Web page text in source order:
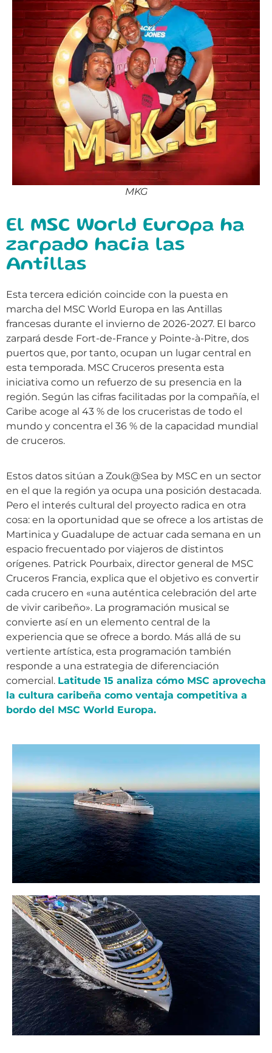
MKG
El MSC World Europa ha
zarpado hacia las
Antillas
Esta tercera edición coincide con la puesta en
marcha del MSC World Europa en las Antillas
francesas durante el invierno de 2026-2027. El barco
zarpará desde Fort-de-France y Pointe-à-Pitre, dos
puertos que, por tanto, ocupan un lugar central en
esta temporada. MSC Cruceros presenta esta
iniciativa como un refuerzo de su presencia en la
región. Según las cifras facilitadas por la compañía, el
Caribe acoge al 43 % de los cruceristas de todo el
mundo y concentra el 36 % de la capacidad mundial
de cruceros.
Estos datos sitúan a Zouk@Sea by MSC en un sector
en el que la región ya ocupa una posición destacada.
Pero el interés cultural del proyecto radica en otra
cosa: en la oportunidad que se ofrece a los artistas de
Martinica y Guadalupe de actuar cada semana en un
espacio frecuentado por viajeros de distintos
orígenes. Patrick Pourbaix, director general de MSC
Cruceros Francia, explica que el objetivo es convertir
cada crucero en «una auténtica celebración del arte
de vivir caribeño». La programación musical se
convierte así en un elemento central de la
experiencia que se ofrece a bordo. Más allá de su
vertiente artística, esta programación también
responde a una estrategia de diferenciación
comercial. Latitude 15 analiza cómo MSC aprovecha
la cultura caribeña como ventaja competitiva a
bordo del MSC World Europa.